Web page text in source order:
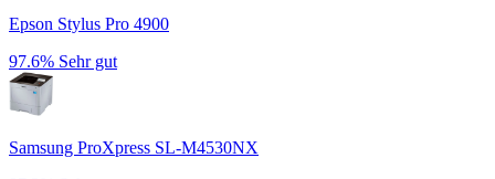
Epson Stylus Pro 4900
97.6% Sehr gut
Samsung ProXpress SL-M4530NX